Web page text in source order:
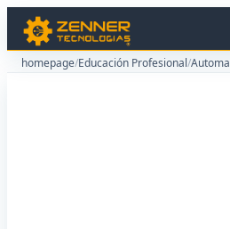
homepage/Educación Profesional/